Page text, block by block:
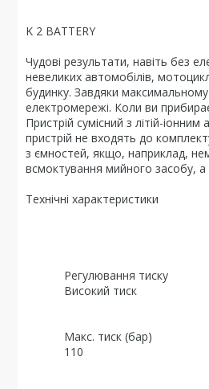
K 2 BATTERY
Чудові результати, навіть без
невеликих автомобілів,
будинку. Завдяки
електромережі. Коли ви
Пристрій сумісний з літій-
пристрій не входять до
з ємностей, якщо, наприклад,
всмоктування мийного засобу,
Технічні характеристики
Регулювання тиску
Високий тиск
Макс. тиск (бар)
110